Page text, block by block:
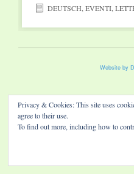
DEUTSCH,EVENTI,
Website by
Privacy & Cookies: This site uses
agree to their use.
To find out more, including how to